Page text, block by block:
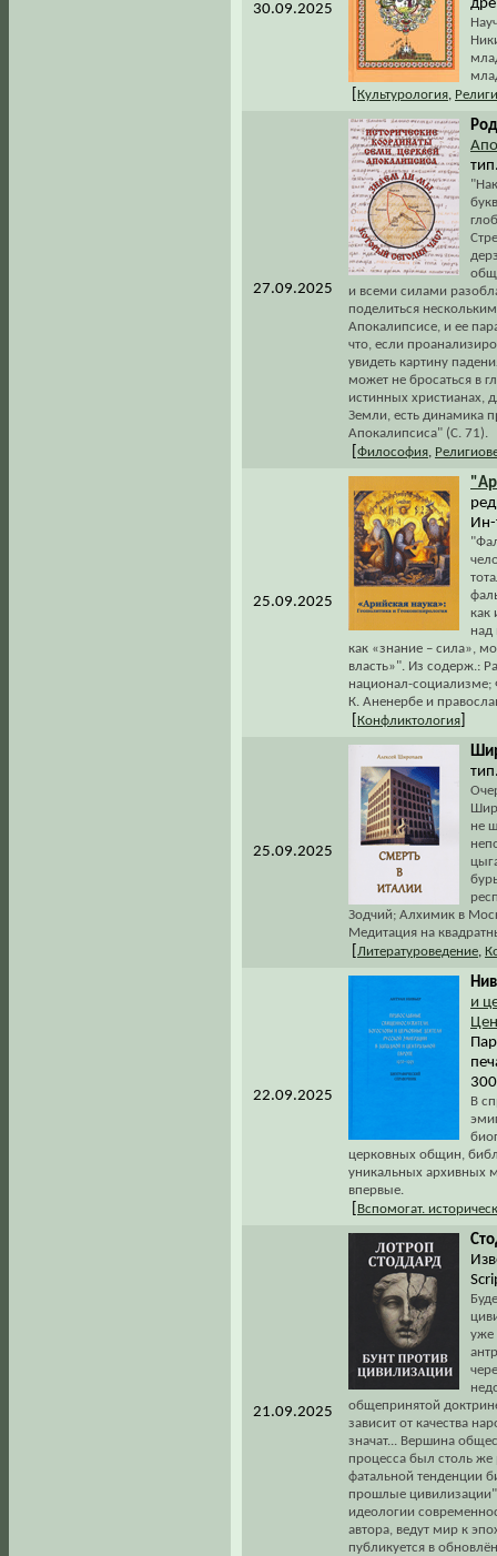
30.09.2025
Культурология,
27.09.2025
и всеми силами
поделиться
Апокалипсисе, и ее
что, если
увидеть картину
может не бросаться в
истинных христианах,
Земли, есть динамика
Апокалипсиса" (С. 71).
Философия,
25.09.2025
Ин-
как
над
как «знание – сила»,
власть»". Из содерж.:
национал-
К. Аненербе и
Конфликтология
25.09.2025
не
Зодчий; Алхимик в
Медитация на
Литературоведение,
22.09.2025
и
В
церковных общин,
уникальных архивных
впервые.
Вспомогат.
21.09.2025
уже
общепринятой
зависит от качества
значат... Вершина
процесса был столь же
фатальной тенденции
прошлые цивилизации"
идеологии
автора, ведут мир к
публикуется в